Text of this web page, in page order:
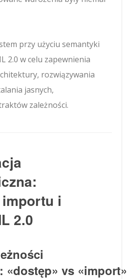
przy użyciu semantyki
2.0 w celu zapewnienia
rozwiązywania
jasnych,
zależności.
i
2.0
«dostęp» vs «import»